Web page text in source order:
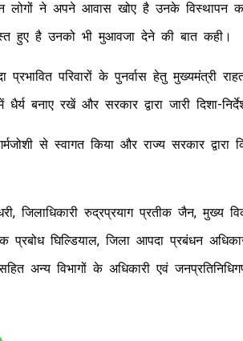
लोगों ने अपने आवास खोए है उनके विस्थापन
हुए है उनको भी मुआवजा देने की बात कही।
परिवारों के पुनर्वास हेतु मुख्यमंत्री
बनाए रखें और सरकार द्वारा जारी दिशा-
से स्वागत किया और राज्य सरकार द्वारा
जिलाधिकारी रुद्रप्रयाग प्रतीक जैन, मुख्य
प्रबोध घिल्डियाल, जिला आपदा प्रबंधन
अन्य विभागों के अधिकारी एवं